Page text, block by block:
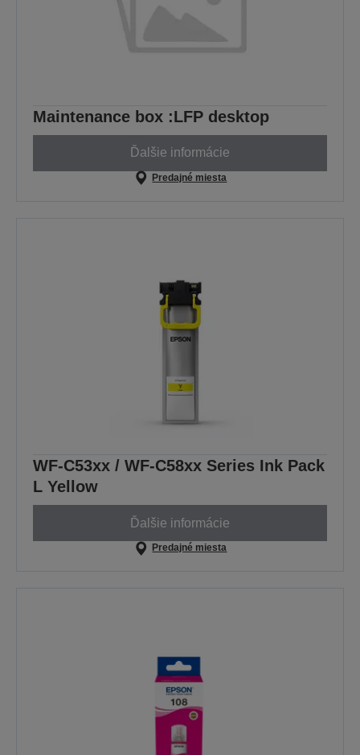
Maintenance box :LFP desktop
Ďalšie informácie
Predajné miesta
WF-C53xx / WF-C58xx Series Ink Pack
L Yellow
Ďalšie informácie
Predajné miesta